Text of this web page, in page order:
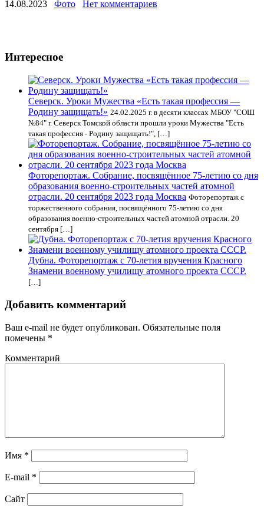
14.08.2023 Фото Нет комментариев
Интересное
Северск. Уроки Мужества «Есть такая профессия —
Родину защищать!» 24.02.2025 г. в десяти классах МБОУ "СОШ
№84" г. Северск Томской области прошли уроки Мужества "Есть
такая профессия - Родину защищать!", […]
Фоторепортаж. Собрание, посвящённое 75-летию со дня
образования военно-строительных частей атомной
отрасли. 20 сентября 2023 года Москва Фоторепортаж с
торжественного собрания, посвящённого 75-летию со дня
образования военно-строительных частей атомной отрасли. 20
сентября […]
Дубна. Фоторепортаж с 70-летия вручения Красного
Знамени военному училищу атомного проекта СССР.
[…]
Добавить комментарий
Ваш e-mail не будет опубликован. Обязательные поля
помечены *
Комментарий
Имя *
E-mail *
Сайт